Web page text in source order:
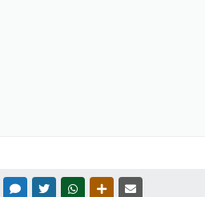
FACEBOOKMESSENGER
TWITTERWHATSAPPOUTRAS MÍDIAS